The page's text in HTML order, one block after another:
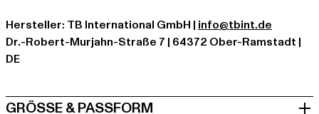
Hersteller: TB International GmbH | info@tbint.de
Dr.-Robert-Murjahn-Straße 7 | 64372 Ober-Ramstadt |
DE
GRÖSSE & PASSFORM